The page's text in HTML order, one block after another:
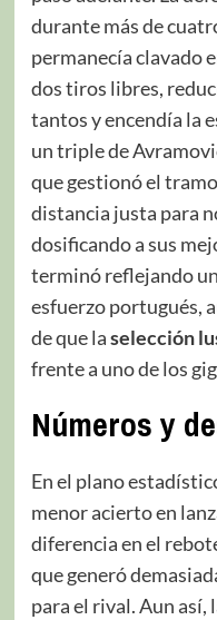
durante más de
permanecía clavado
dos tiros libres,
tantos y encendía la
un triple de
que gestionó el
distancia justa para
dosificando a sus
terminó reflejando
esfuerzo portugués,
de que laselección
frente a uno de los
Números y
En el plano
menor acierto en
diferencia en el
que generó
para el rival. Aun